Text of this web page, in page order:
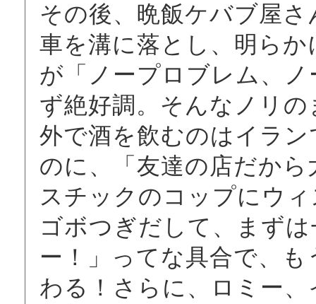
その後、晩飯ケバブ屋
車を溝に落とし、明ら
が「ノープロブレム、
ず絶好調。そんなノリ
外で酒を飲むのはイラ
のに、「友達の店だか
スチックのコップにウ
ゴボつぎだして、まず
ー！」ってな具合で、
わる！さらに、ロミー